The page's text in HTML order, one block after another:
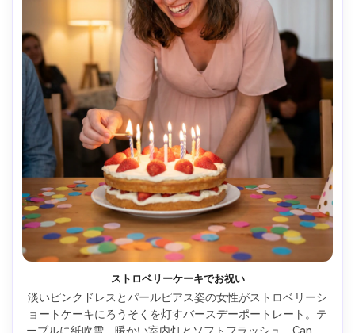
ストロベリーケーキでお祝い
淡いピンクドレスとパールピアス姿の女性がストロベリーシ
ョートケーキにろうそくを灯すバースデーポートレート。テ
ーブルに紙吹雪、暖かい室内灯とソフトフラッシュ、Canon